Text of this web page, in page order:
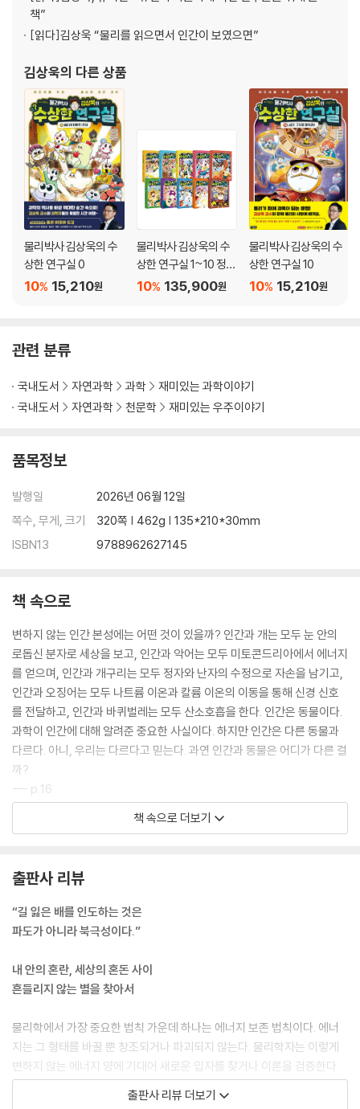
텍스트가 만든 세상
장거리 달리기 선수의 불편한 의자
모든 언어가 서로에게 고유하다면
4부 침묵하는 자연 속 의미를 찾는 인간
─가치를 부여하는 몫에 관하여
의미 없는 숫자, 숫자 없는 의미
돈의 가치는 어디서 오는가
자유로운 나, 이야기하는 나, 만들어진 나
맛은 주관적일까 객관적일까
국민의, 국민에 의한, 국민을 위한
자본주의 사회에서 선물을 준다는 것
우리는 시시포스의 꿈을 꾸는가
나가며
책”
[읽다]김상욱 “물리를 읽으면서 인간이 보였으면”
김상욱의 다른 상품
물리박사 김상욱의 수
상한 연구실 0
15,210원
10%
물리박사 김상욱의 수
상한 연구실 1~10 정가
인하 세트135,900원
10%
물리박사 김상욱의 수
상한 연구실 10
15,210원
10%
관련 분류
국내도서 자연과학 과학
재미있는 과학이야기
국내도서
자연과학 천문학 재미있는 우주이야기
품목정보
발행일
2026년 06월 12일
쪽수, 무게, 크기
320쪽 | 462g | 135*210*30mm
ISBN13
9788962627145
책 속으로
변하지 않는 인간 본성에는 어떤 것이 있을까? 인간과 개는 모두 눈 안의
로돕신 분자로 세상을 보고, 인간과 악어는 모두 미토콘드리아에서 에너지
를 얻으며, 인간과 개구리는 모두 정자와 난자의 수정으로 자손을 남기고,
인간과 오징어는 모두 나트륨 이온과 칼륨 이온의 이동을 통해 신경 신호
를 전달하고, 인간과 바퀴벌레는 모두 산소호흡을 한다. 인간은 동물이다.
과학이 인간에 대해 알려준 중요한 사실이다. 하지만 인간은 다른 동물과
다르다. 아니, 우리는 다르다고 믿는다. 과연 인간과 동물은 어디가 다른 걸
까?
--- p.16
피터 터친의 『초협력사회』는 전쟁 덕분에 인간이 국가와 같은 대규모 사회
협력할 때 이기적으로 행동하는 것이 개체에게는 이익이기 때문이다. 이것
이 대개의 동물 사회에서 대규모 협력을 볼 수 없는 이유다. 하지만 집단 간
경쟁이 집단 내 개체들 사이의 경쟁보다 치열하다면, 개체의 생존을 위해
전쟁이 충분히 자주 일어나서 서로 협력하는 으로 진화했다는 말이다.
--- p.57
알파노블(AlphaNovel)이라는 가상의 인공지능이 있어서 하루에 소설을
2,000편 쓴다고 하자. 이 정도면 국내 소설의 연간 출간 종수에 해당한다.
알파노블은 대중이 좋아할 만한 소설을 귀신같이 써낸다. 작가인 당신은 1
년에 한 편 쓰기도 힘들지만, 로봇세나 기본 소득 등으로 여전히 소설을 쓰
고 살 수는 있다고 하자. 확률적으로 생각하면 당신이 쓴 책은 거의 읽히지
책 속으로 더보기
출판사 리뷰
“길 잃은 배를 인도하는 것은
파도가 아니라 북극성이다.”
내 안의 혼란, 세상의 혼돈 사이
흔들리지 않는 별을 찾아서
물리학에서 가장 중요한 법칙 가운데 하나는 에너지 보존 법칙이다. 에너
지는 그 형태를 바꿀 뿐 창조되거나 파괴되지 않는다. 물리학자는 이렇게
변하지 않는 에너지 양에 기대어 새로운 입자를 찾거나 이론을 검증한다.
화학자는 화학반응 전후로 원자의 수, 질량, 전하량이 변하지 않는다는 사
실에 기대어 분자가 지닌 여러 특성을 알아낸다. 가장 먼저 변하지 않는 양
출판사 리뷰 더보기